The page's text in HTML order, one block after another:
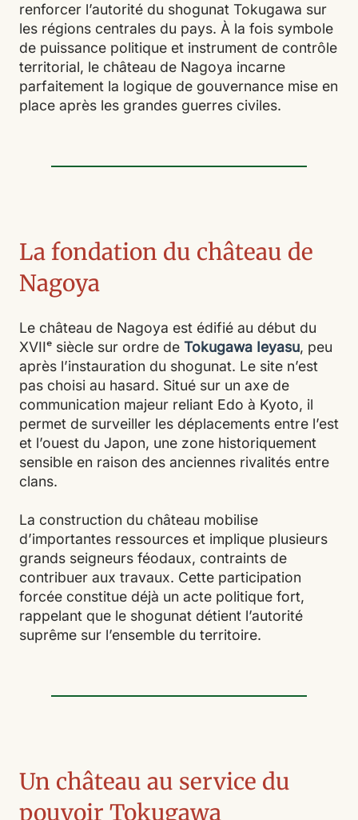
renforcer l’autorité du shogunat Tokugawa sur
les régions centrales du pays. À la fois symbole
de puissance politique et instrument de contrôle
territorial, le château de Nagoya incarne
parfaitement la logique de gouvernance mise en
place après les grandes guerres civiles.
La fondation du château de
Nagoya
Le château de Nagoya est édifié au début du
XVIIᵉ siècle sur ordre de Tokugawa Ieyasu, peu
après l’instauration du shogunat. Le site n’est
pas choisi au hasard. Situé sur un axe de
communication majeur reliant Edo à Kyoto, il
permet de surveiller les déplacements entre l’est
et l’ouest du Japon, une zone historiquement
sensible en raison des anciennes rivalités entre
clans.
La construction du château mobilise
d’importantes ressources et implique plusieurs
grands seigneurs féodaux, contraints de
contribuer aux travaux. Cette participation
forcée constitue déjà un acte politique fort,
rappelant que le shogunat détient l’autorité
suprême sur l’ensemble du territoire.
Un château au service du
pouvoir Tokugawa